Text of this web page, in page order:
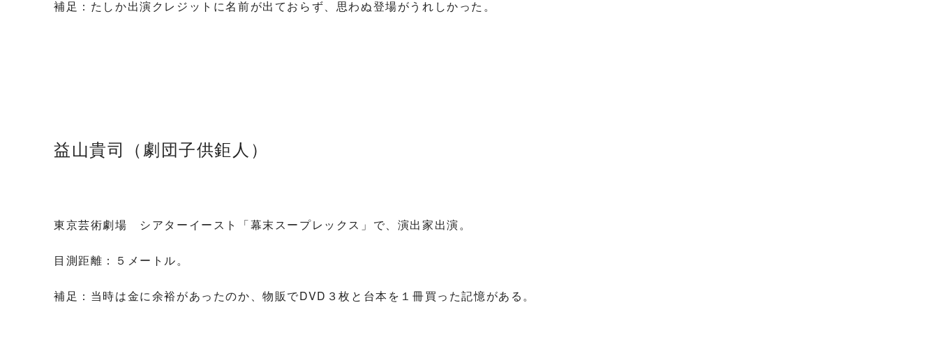
補足：たしか出演クレジットに名前が出ておらず、思わぬ登場がうれしかった。
益山貴司（劇団子供鉅人）
東京芸術劇場 シアターイースト「幕末スープレックス」で、演出家出演。
目測距離：５メートル。
補足：当時は金に余裕があったのか、物販でDVD３枚と台本を１冊買った記憶がある。